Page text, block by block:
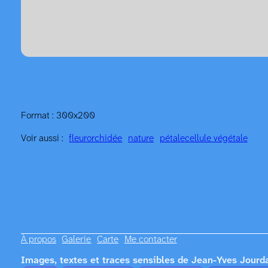
Format : 300x200
Voir aussi : fleurorchidée nature pétalecellule végétale
À propos Galerie Carte Me contacter
Images, textes et traces sensibles de Jean-Yves